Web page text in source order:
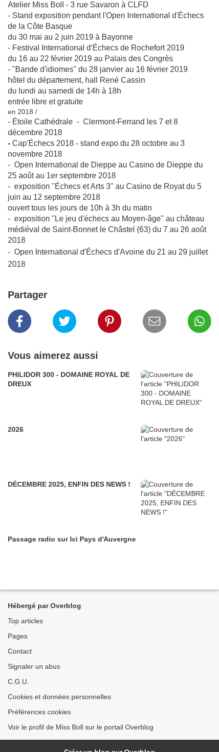
Atelier Miss Boll - 3 rue Savaron à CLFD
- Stand exposition pendant l'Open International d'Échecs
de la Côte Basque
du 30 mai au 2 juin 2019 à Bayonne
- Festival International d'Échecs de Rochefort 2019
du 16 au 22 février 2019 au Palais des Congrès
- "Bande d'idiomes" du 28 janvier au 16 février 2019
hôtel du département, hall René Cassin
du lundi au samedi de 14h à 18h
entrée libre et gratuite
en 2018 /
- Étoile Cathédrale - Clermont-Ferrand les 7 et 8
décembre 2018
- Cap'Échecs 2018 - stand expo du 28 octobre au 3
novembre 2018
- Open International de Dieppe au Casino de Dieppe du
25 août au 1er septembre 2018
- exposition "Échecs et Arts 3" au Casino de Royat du 5
juin au 12 septembre 2018
ouvert tous les jours de 10h à 3h du matin
- exposition "Le jeu d'échecs au Moyen-âge" au château
médiéval de Saint-Bonnet le Châstel (63) du 7 au 26 août
2018
- Open International d'Échecs d'Avoine du 21 au 29 juillet
2018
Partager
Vous aimerez aussi
PHILIDOR 300 - DOMAINE ROYAL DE
DREUX
2026
DÉCEMBRE 2025, ENFIN DES NEWS !
Passage radio sur Ici Pays d'Auvergne
Hébergé par Overblog
Top articles
Pages
Contact
Signaler un abus
C.G.U.
Cookies et données personnelles
Préférences cookies
Voir le profil de Miss Boll sur le portail Overblog